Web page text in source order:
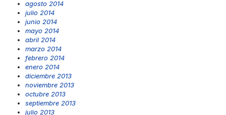
agosto 2014
julio 2014
junio 2014
mayo 2014
abril 2014
marzo 2014
febrero 2014
enero 2014
diciembre 2013
noviembre 2013
octubre 2013
septiembre 2013
julio 2013